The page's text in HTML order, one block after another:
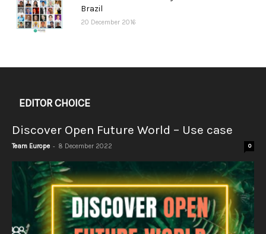
Brazil
20 December 2016
EDITOR CHOICE
Discover Open Future World – Use case
Team Europe - 8 December 2022 0